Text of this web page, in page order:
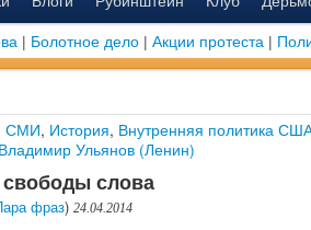
| Болотное дело | Акции протеста |
СМИ, История, Внутренняя политика
Владимир Ульянов (Ленин)
слова
фраз) 24.04.2014